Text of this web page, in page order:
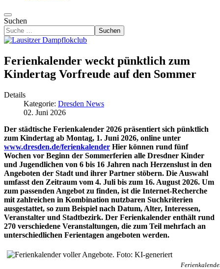
Suchen
Suchen
Ferienkalender weckt pünktlich zum
Kindertag Vorfreude auf den Sommer
Details
Kategorie: Dresden News
02. Juni 2026
Der städtische Ferienkalender 2026 präsentiert sich pünktlich
zum Kindertag ab Montag, 1. Juni 2026, online unter
www.dresden.de/ferienkalender Hier können rund fünf
Wochen vor Beginn der Sommerferien alle Dresdner Kinder
und Jugendlichen von 6 bis 16 Jahren nach Herzenslust in den
Angeboten der Stadt und ihrer Partner stöbern. Die Auswahl
umfasst den Zeitraum vom 4. Juli bis zum 16. August 2026. Um
zum passenden Angebot zu finden, ist die Internet-Recherche
mit zahlreichen in Kombination nutzbaren Suchkriterien
ausgestattet, so zum Beispiel nach Datum, Alter, Interessen,
Veranstalter und Stadtbezirk. Der Ferienkalender enthält rund
270 verschiedene Veranstaltungen, die zum Teil mehrfach an
unterschiedlichen Ferientagen angeboten werden.